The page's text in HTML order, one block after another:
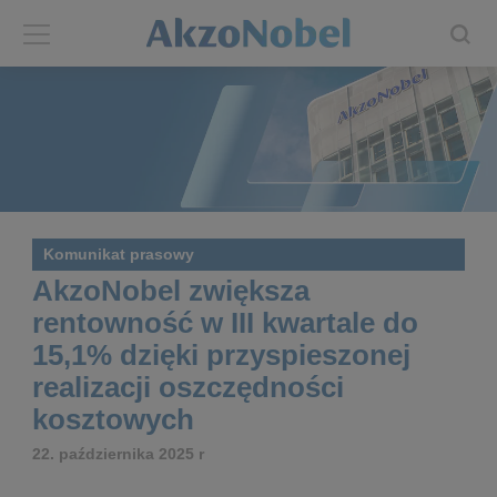
About us
Annual report
Brands
Our businesses
End-user segments
Investors
Shares and ADRs
Results center
Events and presentations
Consensus
Komunikat prasowy
AkzoNobel zwiększa
rentowność w III kwartale do
15,1% dzięki przyspieszonej
realizacji oszczędności
kosztowych
22. października 2025 r